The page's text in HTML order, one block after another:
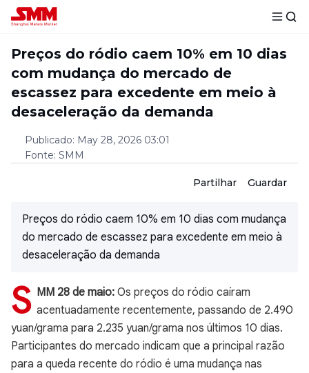
Preços do ródio caem 10% em 10 dias
com mudança do mercado de
escassez para excedente em meio à
desaceleração da demanda
Publicado: May 28, 2026 03:01
Fonte: SMM
Partilhar Guardar
Preços do ródio caem 10% em 10 dias com mudança
do mercado de escassez para excedente em meio à
desaceleração da demanda
S MM 28 de maio: Os preços do ródio caíram
acentuadamente recentemente, passando de 2.490
yuan/grama para 2.235 yuan/grama nos últimos 10 dias.
Participantes do mercado indicam que a principal razão
para a queda recente do ródio é uma mudança nas